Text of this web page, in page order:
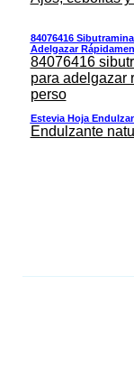
84076416
Adelgazar
84076416
para adelgazar
perso
Estevia Hoja
Endulzante